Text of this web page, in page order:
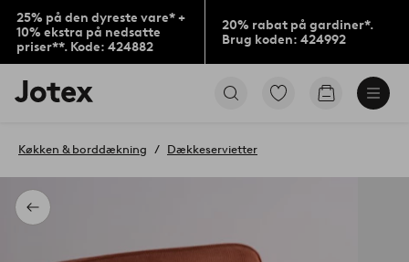
25% på den dyreste vare* +
10% ekstra på nedsatte
priser**. Kode: 424882
20% rabat på gardiner*.
Brug koden: 424992
Jotex
logo
til
Gå
Gå
Tilbage
Køkken & borddækning Dækkeservietter